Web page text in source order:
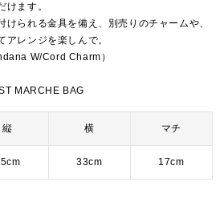
けます。
けられる金具を備え、別売りのチャームや、
アレンジを楽しんで。
W/Cord Charm）
MARCHE BAG
縦 横 マチ
33cm 17cm